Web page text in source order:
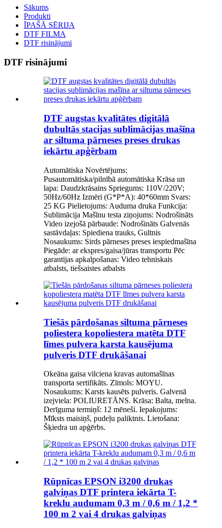
Sākums
Produkti
ĪPAŠĀ SĒRIJA
DTF FILMA
DTF risinājumi
DTF risinājumi
DTF augstas kvalitātes digitālā
dubultās stacijas sublimācijas mašīna
ar siltuma pārneses preses drukas
iekārtu apģērbam
Automātiska Novērtējums:
Pusautomātiska/pilnībā automātiska Krāsa un
lapa: Daudzkrāsains Spriegums: 110V/220V;
50Hz/60Hz Izmēri (G*P*A): 40*60mm Svars:
25 KG Pielietojums: Auduma druka Funkcija:
Sublimācija Mašīnu testa ziņojums: Nodrošināts
Video izejošā pārbaude: Nodrošināts Galvenās
sastāvdaļas: Spiediena trauks, Gultnis
Nosaukums: Sirds pārneses preses iespiedmašīna
Piegāde: ar ekspres/gaisa/jūras transportu Pēc
garantijas apkalpošanas: Video tehniskais
atbalsts, tiešsaistes atbalsts
Tiešās pārdošanas siltuma pārneses
poliestera kopoliestera matēta DTF
līmes pulvera karsta kausējuma
pulveris DTF drukāšanai
Okeāna gaisa vilciena kravas automašīnas
transporta sertifikāts. Zīmols: MOYU.
Nosaukums: Karsts kausēts pulveris. Galvenā
izejviela: POLIURETĀNS. Krāsa: Balta, melna.
Derīguma termiņš: 12 mēneši. Iepakojums:
Mīksts maisiņš, pudeļu paliktnis. Lietošana:
Šķiedra un apģērbs.
Rūpnīcas EPSON i3200 drukas
galviņas DTF printera iekārta T-
kreklu audumam 0,3 m / 0,6 m / 1,2 *
100 m 2 vai 4 drukas galviņas